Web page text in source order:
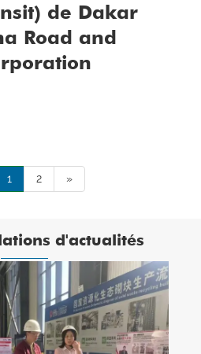
de Dakar
Road and
1 2 »
d'actualités
professeurs de l'École
de l'Université
Quanqi Machinery